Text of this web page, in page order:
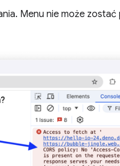
Menu nie może zostać